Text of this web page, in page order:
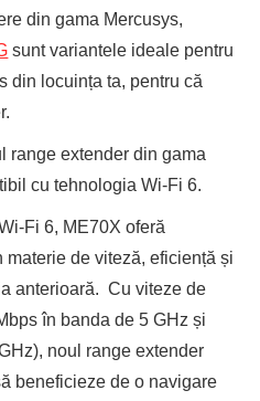
din gama Mercusys,
sunt variantele ideale pentru
din locuința ta, pentru că
range extender din gama
cu tehnologia Wi-Fi 6.
Fi 6, ME70X oferă
materie de viteză, eficiență și
anterioară. Cu viteze de
în banda de 5 GHz și
noul range extender
beneficieze de o navigare